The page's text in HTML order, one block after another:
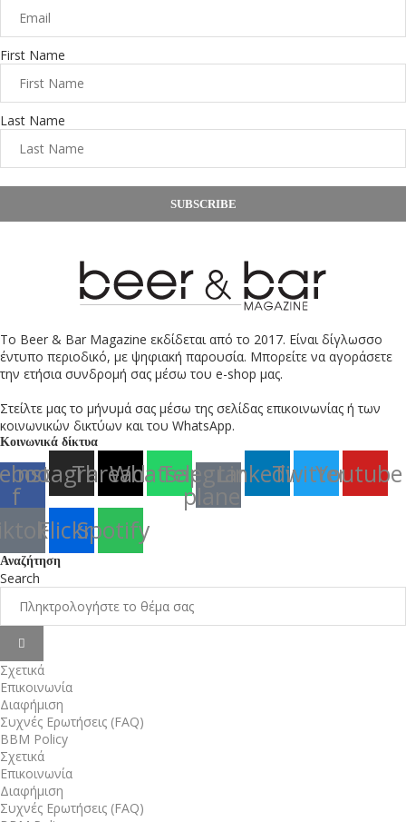
First Name
Last Name
SUBSCRIBE
Το Beer & Bar Magazine εκδίδεται από το 2017. Είναι δίγλωσσο
έντυπο περιοδικό, με ψηφιακή παρουσία. Μπορείτε να αγοράσετε
την ετήσια συνδρομή σας μέσω του e-shop μας.
Στείλτε μας το μήνυμά σας μέσω της σελίδας επικοινωνίας ή των
κοινωνικών δικτύων και του WhatsApp.
Κοινωνικά δίκτυα
f
Instagram
Threads
Whatsapp
Telegram-
plane
LinkedinTwitterYoutube
FlickrSpotify
Αναζήτηση
Search
Σχετικά
Επικοινωνία
Διαφήμιση
Συχνές Ερωτήσεις (FAQ)
BBM Policy
Σχετικά
Επικοινωνία
Διαφήμιση
Συχνές Ερωτήσεις (FAQ)